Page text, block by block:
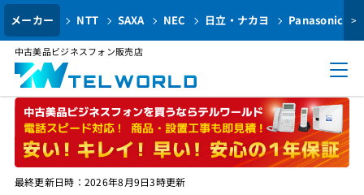
メーカー NTT SAXA NEC 日立・ナカヨ Panasonic >
中古美品ビジネスフォン販売店
最終更新日時：2026年8月9日3時更新